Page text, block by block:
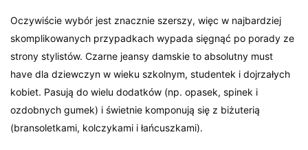
Oczywiście wybór jest znacznie szerszy, więc w najbardziej
skomplikowanych przypadkach wypada sięgnąć po porady ze
strony stylistów. Czarne jeansy damskie to absolutny must
have dla dziewczyn w wieku szkolnym, studentek i dojrzałych
kobiet. Pasują do wielu dodatków (np. opasek, spinek i
ozdobnych gumek) i świetnie komponują się z biżuterią
(bransoletkami, kolczykami i łańcuszkami).